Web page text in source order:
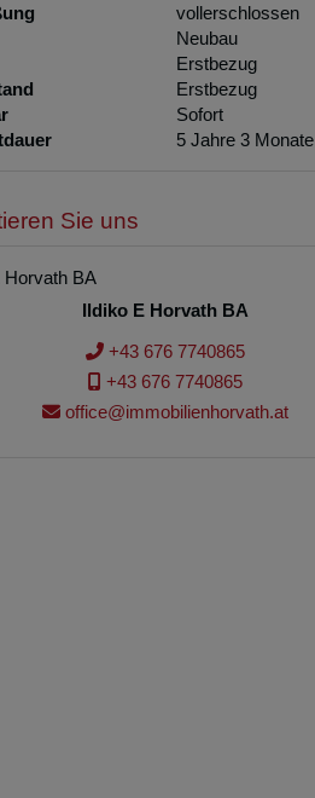
vollerschlossen
Neubau
Erstbezug
Erstbezug
Sofort
5 Jahre 3 Monate
Sie uns
Ildiko E Horvath BA
+43 676 7740865
+43 676 7740865
office@immobilienhorvath.at